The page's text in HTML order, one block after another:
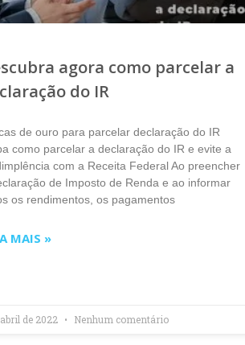
agora como parcelar a
do IR
de ouro para parcelar declaração do IR
como parcelar a declaração do IR e evite a
com a Receita Federal Ao preencher
de Imposto de Renda e ao informar
os rendimentos, os pagamentos
MAIS »
de 2022 Nenhum comentário